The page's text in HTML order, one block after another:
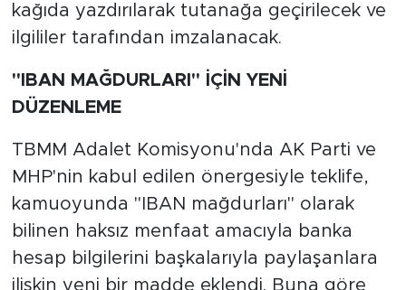
kağıda yazdırılarak tutanağa geçirilecek ve
ilgililer tarafından imzalanacak.
"IBAN MAĞDURLARI" İÇİN YENİ
DÜZENLEME
TBMM Adalet Komisyonu'nda AK Parti ve
MHP'nin kabul edilen önergesiyle teklife,
kamuoyunda "IBAN mağdurları" olarak
bilinen haksız menfaat amacıyla banka
hesap bilgilerini başkalarıyla paylaşanlara
ilişkin yeni bir madde eklendi. Buna göre